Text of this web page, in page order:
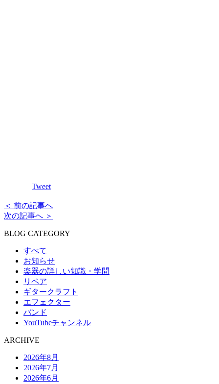
Tweet
＜ 前の記事へ
次の記事へ ＞
BLOG CATEGORY
すべて
お知らせ
楽器の詳しい知識・学問
リペア
ギタークラフト
エフェクター
バンド
YouTubeチャンネル
ARCHIVE
2026年8月
2026年7月
2026年6月